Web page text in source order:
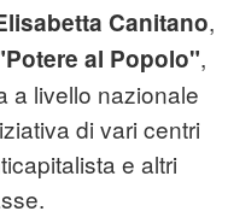
Canitano,
al Popolo",
a livello nazionale
di vari centri
e altri